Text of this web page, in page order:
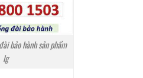
bảo hành sản phẩm
lg